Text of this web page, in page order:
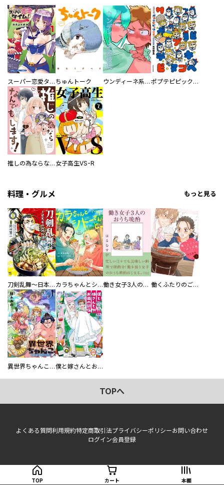
スーパー恋愛タイム！～現場でドＳな彼女は自宅でデレる～ ちゅんトーク ウンディーネ系彼氏 ポプテピピック SEASON EIGHT
推しの為ならなんでもします！ 女子高生VS-R
料理・グルメ もっと見る
刀剣乱舞～日本号つれづれ酒～ カラちゃんとシトーさんと、 【分冊版】 働き女子3人のおうち晩酌 働くふたりのごほうび飯
異世界ちゃんこ～横綱目前に召喚されたんだが～ 【連載版】 僕と嫁さんとお酒の関係
TOPへ
よくある質問利用規約特定商取引法プライバシーポリシーお問い合わせ
ログイン会員登録
TOP カート 本棚